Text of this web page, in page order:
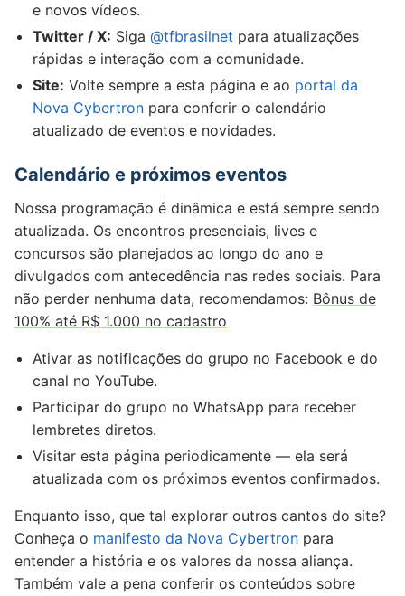
e novos vídeos.
Twitter / X: Siga @tfbrasilnet para atualizações
rápidas e interação com a comunidade.
Site: Volte sempre a esta página e ao portal da
Nova Cybertron para conferir o calendário
atualizado de eventos e novidades.
Calendário e próximos eventos
Nossa programação é dinâmica e está sempre sendo
atualizada. Os encontros presenciais, lives e
concursos são planejados ao longo do ano e
divulgados com antecedência nas redes sociais. Para
não perder nenhuma data, recomendamos: Bônus de
100% até R$ 1.000 no cadastro
Ativar as notificações do grupo no Facebook e do
canal no YouTube.
Participar do grupo no WhatsApp para receber
lembretes diretos.
Visitar esta página periodicamente — ela será
atualizada com os próximos eventos confirmados.
Enquanto isso, que tal explorar outros cantos do site?
Conheça o manifesto da Nova Cybertron para
entender a história e os valores da nossa aliança.
Também vale a pena conferir os conteúdos sobre